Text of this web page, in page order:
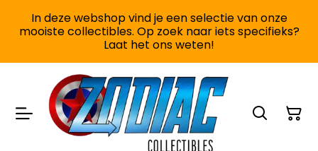
In deze webshop vind je een selectie van onze
mooiste collectibles. Op zoek naar iets specifieks?
Laat het ons weten!